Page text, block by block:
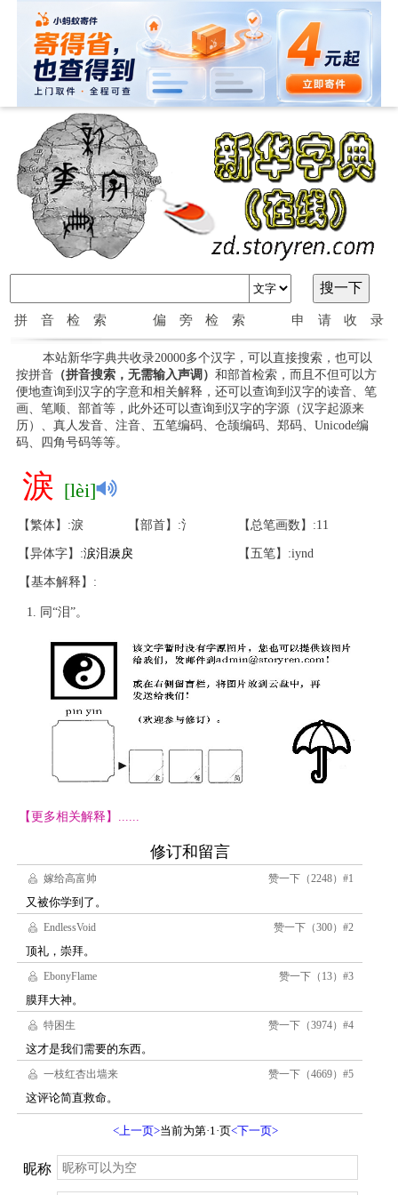
拼音检索 偏旁检索 申请收录
本站新华字典共收录20000多个汉字，可以直接搜索，也可以
按拼音（拼音搜索，无需输入声调） 和部首检索，而且不但可以方
便地查询到汉字的字意和相关解释，还可以查询到汉字的读音、笔
画、笔顺、部首等，此外还可以查询到汉字的字源（汉字起源来
历）、真人发音、注音、五笔编码、仓颉编码、郑码、Unicode编
码、四角号码等等。
淚 [lèi]
【繁体】:淚 【部首】:氵 【总笔画数】:11
【异体字】:涙泪 淚 戾 【五笔】:iynd
【基本解释】:
同“泪”。
【更多相关解释】......